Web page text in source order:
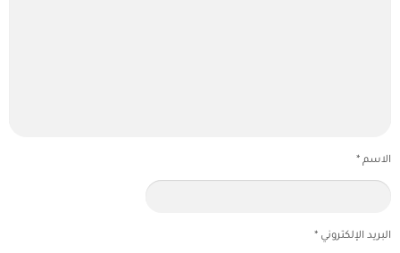
الاسم *
البريد الإلكتروني *